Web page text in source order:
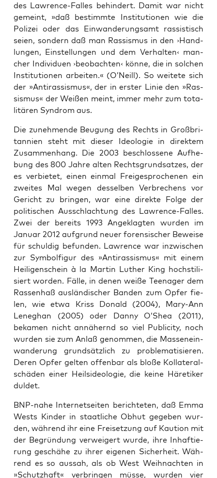
des Law­rence-Fal­les behin­dert. Damit war nicht
gemeint, »daß bestimm­te Insti­tu­tio­nen wie die
Poli­zei oder das Ein­wan­de­rungs­amt ras­sis­tisch
sei­en, son­dern daß man Ras­sis­mus in den ›Hand­
lun­gen, Ein­stel­lun­gen und dem Ver­hal­ten‹ man­
cher Indi­vi­du­en ›beob­ach­ten‹ kön­ne, die in sol­chen
Insti­tu­tio­nen arbei­ten.« (O’Neill). So wei­te­te sich
der »Anti­ras­sis­mus«, der in ers­ter Linie den »Ras­
sis­mus« der Wei­ßen meint, immer mehr zum tota­
li­tä­ren Syn­drom aus.
Die zuneh­men­de Beu­gung des Rechts in Groß­bri­
tan­ni­en steht mit die­ser Ideo­lo­gie in direk­tem
Zusam­men­hang. Die 2003 beschlos­se­ne Auf­he­
bung des 800 Jah­re alten Rechts­grund­sat­zes, der
es ver­bie­tet, einen ein­mal Frei­ge­spro­che­nen ein
zwei­tes Mal wegen des­sel­ben Ver­bre­chens vor
Gericht zu brin­gen, war eine direk­te Fol­ge der
poli­ti­schen Aus­schlach­tung des Law­rence-Fal­les.
Zwei der bereits 1993 Ange­klag­ten wur­den im
Janu­ar 2012 auf­grund neu­er foren­si­scher Bewei­se
für schul­dig befun­den. Law­rence war inzwi­schen
zur Sym­bol­fi­gur des »Anti­ras­sis­mus« mit einem
Hei­li­gen­schein à la Mar­tin Luther King hoch­sti­li­
siert wor­den. Fäl­le, in denen wei­ße Teen­ager dem
Ras­sen­haß aus­län­di­scher Ban­den zum Opfer fie­
len, wie etwa Kriss Donald (2004), Mary-Ann
Leneg­han (2005) oder Dan­ny O’Shea (2011),
beka­men nicht annä­hernd so viel Publi­ci­ty, noch
wur­den sie zum Anlaß genom­men, die Mas­sen­ein­
wan­de­rung grund­sätz­lich zu pro­ble­ma­ti­sie­ren.
Deren Opfer gel­ten offen­bar als blo­ße Kol­la­te­ral­
schä­den einer Heils­ideo­lo­gie, die kei­ne Häre­ti­ker
duldet.
BNP-nahe Inter­net­sei­ten berich­te­ten, daß Emma
Wests Kin­der in staat­li­che Obhut gege­ben wur­
den, wäh­rend ihr eine Frei­set­zung auf Kau­ti­on mit
der Begrün­dung ver­wei­gert wur­de, ihre Inhaf­tie­
rung geschä­he zu ihrer eige­nen Sicher­heit. Wäh­
rend es so aus­sah, als ob West Weih­nach­ten in
»Schutz­haft« ver­brin­gen müs­se, wur­den vier